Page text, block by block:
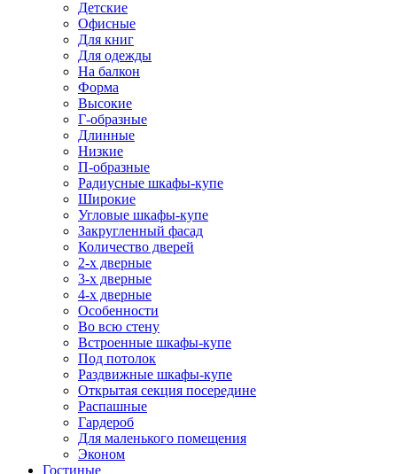
Детские
Офисные
Для книг
Для одежды
На балкон
Форма
Высокие
Г-образные
Длинные
Низкие
П-образные
Радиусные шкафы-купе
Широкие
Угловые шкафы-купе
Закругленный фасад
Количество дверей
2-х дверные
3-х дверные
4-х дверные
Особенности
Во всю стену
Встроенные шкафы-купе
Под потолок
Раздвижные шкафы-купе
Открытая секция посередине
Распашные
Гардероб
Для маленького помещения
Эконом
Гостиные